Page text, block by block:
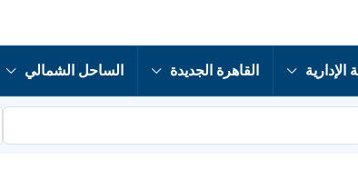
الإدارية القاهرة الجديدة الساحل الشمالي